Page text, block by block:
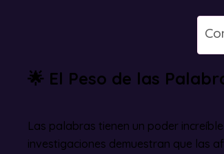
🌟 El Peso de las
Las palabras tienen un poder
investigaciones demuestran que las